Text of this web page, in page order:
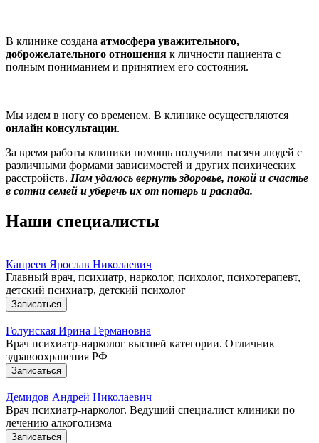
В клинике создана атмосфера уважительного,
доброжелательного отношения к личности пациента с
полным пониманием и принятием его состояния.
Мы идем в ногу со временем. В клинике осуществляются
онлайн консультации.
За время работы клиники помощь получили тысячи людей с
различными формами зависимостей и других психических
расстройств. Нам удалось вернуть здоровье, покой и счастье
в сотни семей и уберечь их от потерь и распада.
Наши специалисты
Капреев Ярослав Николаевич
Главный врач, психиатр, нарколог, психолог, психотерапевт,
детский психиатр, детский психолог
Записаться
Голунская Ирина Германовна
Врач психиатр-нарколог высшей категории. Отличник
здравоохранения РФ
Записаться
Демидов Андрей Николаевич
Врач психиатр-нарколог. Ведущий специалист клиники по
лечению алкоголизма
Записаться